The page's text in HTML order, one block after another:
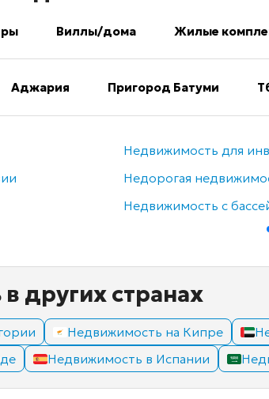
Виллы/дома Жилые
Аджария Пригород Батуми
Недвижимость для
Недорогая
Недвижимость с
других странах
Недвижимость на Кипре
Недвижимость в Испании